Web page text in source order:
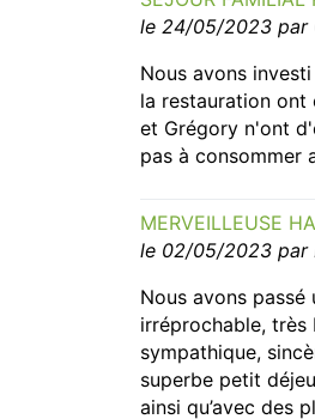
le 24/05/2023 par
Nous avons
la restauration
et Grégory n'ont
pas à consommer
MERVEILLEUSE
le 02/05/2023 par
Nous avons
irréprochable, très
sympathique,
superbe petit
ainsi qu’avec des